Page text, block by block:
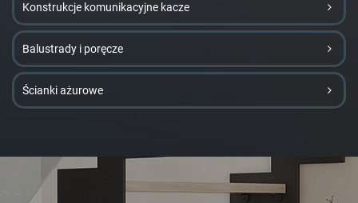
Konstrukcje komunikacyjne kacze
Balustrady i poręcze
Ścianki ażurowe